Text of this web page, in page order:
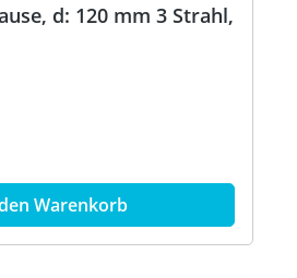
d: 120 mm 3 Strahl,
Warenkorb